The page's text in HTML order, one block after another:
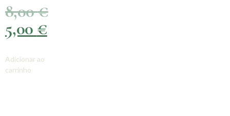
8,00€
5,00 €
Adicionar ao
carrinho